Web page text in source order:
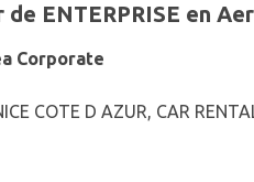
de ENTERPRISE en
Corporate
COTE D AZUR, CAR